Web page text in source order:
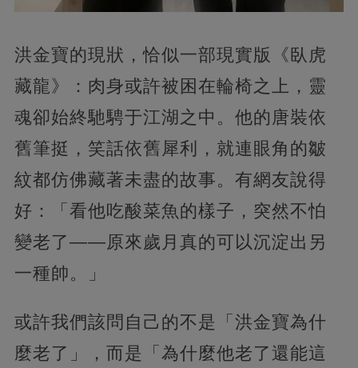
洪金寶的現狀，恰似一部現實版《臥虎
藏龍》：肉身或許被困在輪椅之上，靈
魂卻始終馳騁于江湖之中。他的唐裝依
舊筆挺，笑話依舊犀利，就連眼角的皺
紋都仿佛藏著未盡的故事。有網友說得
好：「看他吃酸菜魚的樣子，突然不怕
變老了——原來歲月真的可以沉淀出另
一種帥。」
或許我們該問自己的不是「洪金寶為什
麼老了」，而是「為什麼他老了還能這